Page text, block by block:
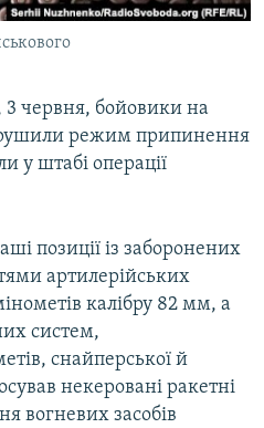
червня, бойовики на
режим припинення
у штабі операції
позиції із заборонених
артилерійських
калібру 82 мм, а
систем,
снайперської й
некеровані ракетні
вогневих засобів